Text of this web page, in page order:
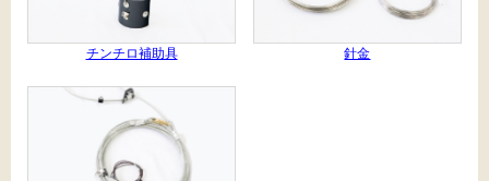
チンチロ補助具 針金